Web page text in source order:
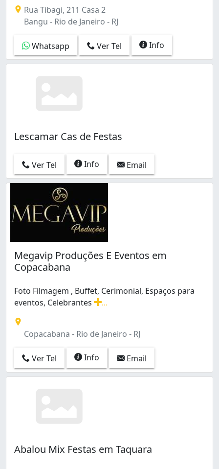
Rua Tibagi, 211 Casa 2
Bangu - Rio de Janeiro - RJ
Whatsapp Ver Tel Info
Lescamar Cas de Festas
Ver Tel Info Email
Megavip Produções E Eventos em
Copacabana
Foto Filmagem , Buffet, Cerimonial, Espaços para
eventos, Celebrantes
Copacabana - Rio de Janeiro - RJ
Ver Tel Info Email
Abalou Mix Festas em Taquara